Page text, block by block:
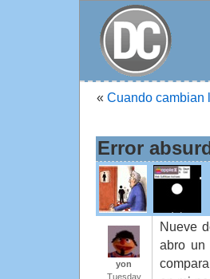
« Cuando cambian
Error
yon
Tuesday
Nueve
abro un